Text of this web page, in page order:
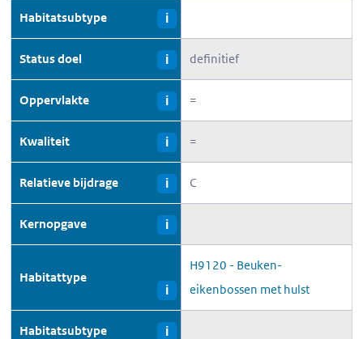
Habitatsubtype i
Status doel i definitief
Oppervlakte i =
Kwaliteit i =
Relatieve bijdrage i C
Kernopgave i
Habitattype
i
H9120 - Beuken-
eikenbossen met hulst
Habitatsubtype i